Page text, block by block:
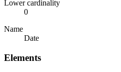
Lower cardinality
0
Name
Date
Elements